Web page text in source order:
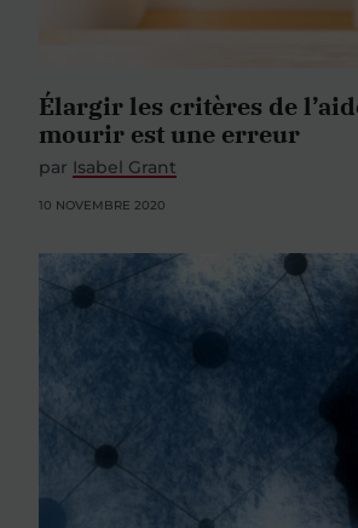
Élargir les critères de
mourir est une erreur
par Isabel Grant
10 NOVEMBRE 2020